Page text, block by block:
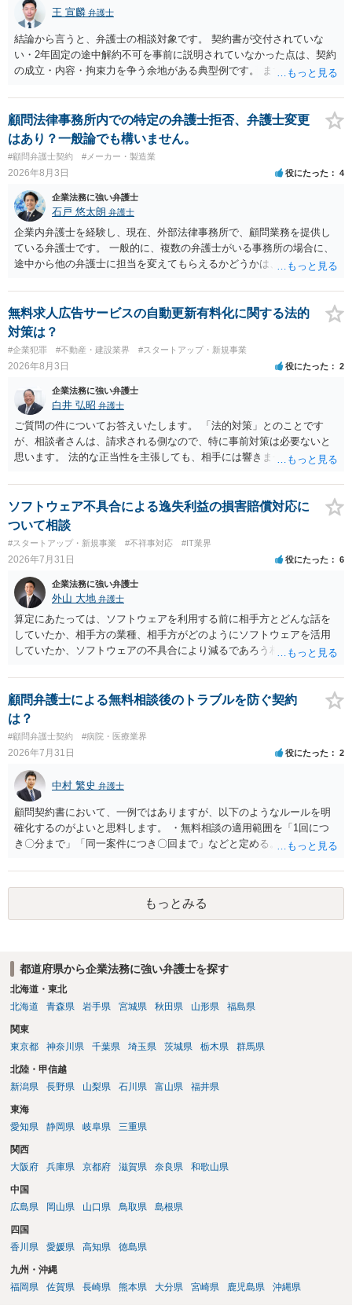
王 宣麟 弁護士
結論から言うと、弁護士の相談対象です。 契約書が交付されていな
い・2年固定の途中解約不可を事前に説明されていなかった点は、契約
の成立・内容・拘束力を争う余地がある典型例です。 まずは、運営と
みてはいかがでしょうか。 また同時並行で（もしまだされていないの
であれば）書面で退所意思の明確化はしておくべきだと考えます。
顧問法律事務所内での特定の弁護士拒否、弁護士変更
はあり？一般論でも構いません。
#顧問弁護士契約 #メーカー・製造業
2026年8月3日 役にたった 4
企業法務に強い弁護士
石戸 悠太朗 弁護士
企業内弁護士を経験し、現在、外部法律事務所で、顧問業務を提供し
ている弁護士です。 一般的に、複数の弁護士がいる事務所の場合に、
途中から他の弁護士に担当を変えてもらえるかどうかは、当該事務所
が不満を抱いている弁護士を担当にすることは望ましくないため、別
の弁護士に変更するのが通常でしょう。それでも、担当弁護士を変え
てくれない場合は、他の弁護士の担当案件が一般で担当を変えられな
いなどの事情があるかと思います。 担当弁護士が変わらず、仕事内容
も改善されない場合には、決済権限を持つ上司に相談し、顧問契約自
体を見直すのが一番かと思います。
無料求人広告サービスの自動更新有料化に関する法的
対策は？
#企業犯罪 #不動産・建設業界 #スタートアップ・新規事業
2026年8月3日 役にたった 2
企業法務に強い弁護士
白井 弘昭 弁護士
ご質問の件についてお答えいたします。 「法的対策」とのことです
が、相談者さんは、請求される側なので、特に事前対策は必要ないと
思います。 法的な正当性を主張しても、相手には響きません。そもそ
的手段として裁判（おそらく少額訴訟）をするかどうかの問題ですの
で、訴訟を提起してきたら粛々と対応することになります。 少額訴訟
は、１人（１社）年間１０回までしかできないので、こちらが毅然と
支払いを拒否すれば、少額訴訟を提起する可能性は、低いものと思わ
れます。 ただ、裁判を東京などの遠隔地で起こされますと、対応する
だけで費用がかかりますので、難しいところです。 当事者での対応で
すと、押し負けて支払うかもと考えますので、弁護士に依頼するなど
して対応をすれば、より裁判をしてくる可能性は減りますが、当然費
用がかかります。 毅然と拒否して後は裁判するならしてくださいの対
応、弁護士に依頼して同様の対応、裁判してきたら、従業員にて粛々
と対応のどれかを選択することになります。 以上、ご参考まで。
ソフトウェア不具合による逸失利益の損害賠償対応に
ついて相談
#スタートアップ・新規事業 #不祥事対応 #IT業界
2026年7月31日 役にたった 6
企業法務に強い弁護士
外山 大地 弁護士
算定にあたっては、ソフトウェアを利用する前に相手方とどんな話を
していたか、相手方の業種、相手方がどのようにソフトウェアを活用
していたか、ソフトウェアの不具合により減るであろう相手方の将来
ます。 すでに王先生からも回答されている通り、最寄りの弁護士に相
談されることをお勧めします。
顧問弁護士による無料相談後のトラブルを防ぐ契約
は？
#顧問弁護士契約 #病院・医療業界
2026年7月31日 役にたった 2
中村 繁史 弁護士
顧問契約書において、一例ではありますが、以下のようなルールを明
確化するのがよいと思料します。 ・無料相談の適用範囲を「1回につ
き〇分まで」「同一案件につき〇回まで」などと定める。 ・無料相談
ず、継続して対応する場合は「個別受任（有料契約）」が必要であ
る。 ・無料相談から個別の事件処理へ移行する場合は、弁護士と従業
員との間で必ず個別の委任契約書を締結し、着手金や報酬等の費用体
系を事前に明示する手続を義務付ける。 相談料が無料であっても、法
す。したがって、著しく不誠実な対応、放置、あるいは誤った不当な
回答を繰り返したような場合には、弁護士法上の誠実義務違反や品位
保持違反（弁護士法56条1項）として、弁護士会の懲戒対象となり得る
は、このウェブサイトで探す方法のほか、弁護士会や法律事務所に直
接問い合わせをする方法もあり得ると存じます。
もっとみる
都道府県から企業法務に強い弁護士を探す
北海道・東北
北海道
青森県 岩手県 宮城県 秋田県 山形県 福島県
関東
東京都
神奈川県 千葉県 埼玉県 茨城県 栃木県 群馬県
北陸・甲信越
新潟県
長野県 山梨県 石川県 富山県 福井県
東海
愛知県
静岡県 岐阜県 三重県
関西
大阪府
兵庫県 京都府 滋賀県 奈良県 和歌山県
中国
広島県
岡山県 山口県 鳥取県 島根県
四国
香川県
愛媛県 高知県 徳島県
九州・沖縄
福岡県
佐賀県 長崎県 熊本県 大分県 宮崎県 鹿児島県 沖縄県